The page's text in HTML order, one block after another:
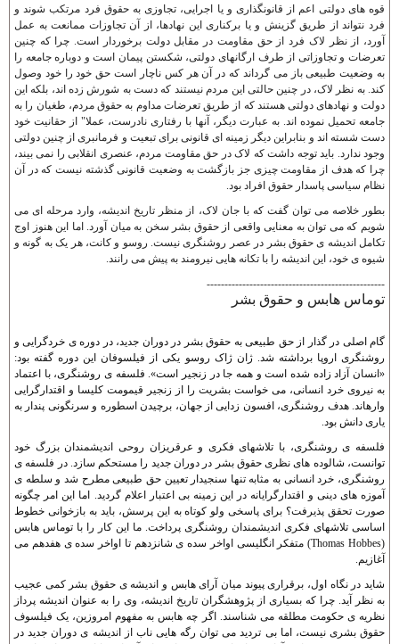
قوه های دولتی اعم از قانونگذاری و يا اجرايی، تجاوزی به حقوق فرد مرتکب شوند و
فرد نتواند از طريق گزينش و يا برکناری اين نهادها، از آن تجاوزات ممانعت به عمل
آورد، از نظر لاک فرد از حق مقاومت در مقابل دولت برخوردار است. چرا که چنين
تعرضات و تجاوزاتی از طرف ارگانهای دولتی، شکستن پيمان است و دوباره جامعه را
به وضعيت طبيعی باز می گرداند که در آن هر کس ناچار است حق خود را خود وصول
کند. به نظر لاک، در چنين حالتی اين مردم نيستند که دست به شورش زده اند، بلکه اين
دولت و نهادهای دولتی هستند که از طريق تعرضات مداوم به حقوق مردم، طغيان را به
جامعه تحميل نموده اند. به عبارت ديگر، آنها با رفتاری نادرست، عملا" از حقانيت خود
دست شسته اند و بنابراين ديگر زمينه ای قانونی برای تبعيت و فرمانبری از چنين دولتی
وجود ندارد. بايد توجه داشت که لاک در حق مقاومت مردم، عنصری انقلابی را نمی بيند،
چرا که هدف از مقاومت چيزی جز بازگشت به وضعيت قانونی گذشته نيست که در آن
نظام سياسی پاسدار حقوق افراد بود.
بطور خلاصه می توان گفت که با جان لاک، از منظر تاريخ انديشه، وارد مرحله ای می
شويم که می توان به معنايی واقعی از حقوق بشر سخن به ميان آورد. اما اين هنوز اوج
تکامل انديشه ی حقوق بشر در عصر روشنگری نيست. روسو و کانت، هر يک به گونه و
شيوه ی خود، اين انديشه را با تکانه هايی نيرومند به پيش می رانند.
--------------------------------------------------
توماس هابس و حقوق بشر
گام اصلی در گذار از حق طبيعی به حقوق بشر در دوران جديد، در دوره ی خردگرايی و
روشنگری اروپا برداشته شد. ژان ژاک روسو يکی از فيلسوفان اين دوره گفته بود:
«انسان آزاد زاده شده است و همه جا در زنجير است». فلسفه ی روشنگری، با اعتماد
به نيروی خرد انسانی، می خواست بشريت را از زنجير قيمومت کليسا و اقتدارگرايی
وارهاند. هدف روشنگری، افسون زدايی از جهان، برچيدن اسطوره و سرنگونی پندار به
ياری دانش بود.
فلسفه ی روشنگری، با تلاشهای فکری و عرقريزان روحی انديشمندان بزرگ خود
توانست، شالوده های نظری حقوق بشر در دوران جديد را مستحکم سازد. در فلسفه ی
روشنگری، خرد انسانی به مثابه تنها سنجيدار تعيين حق طبيعی مطرح شد و سلطه ی
آموزه های دينی و اقتدارگرايانه در اين زمينه بی اعتبار اعلام گرديد. اما اين امر چگونه
صورت تحقق پذيرفت؟ برای پاسخی ولو کوتاه به اين پرسش، بايد به بازخوانی خطوط
اساسی تلاشهای فکری انديشمندان روشنگری پرداخت. ما اين کار را با توماس هابس
(Thomas Hobbes) متفکر انگليسی اواخر سده ی شانزدهم تا اواخر سده ی هفدهم می
آغازيم.
شايد در نگاه اول، برقراری پيوند ميان آرای هابس و انديشه ی حقوق بشر کمی عجيب
به نظر آيد. چرا که بسياری از پژوهشگران تاريخ انديشه، وی را به عنوان انديشه پرداز
نظريه ی حکومت مطلقه می شناسند. اگر چه هابس به مفهوم امروزين، يک فيلسوف
حقوق بشری نيست، اما بی ترديد می توان رگه هايی ناب از انديشه ی دوران جديد در